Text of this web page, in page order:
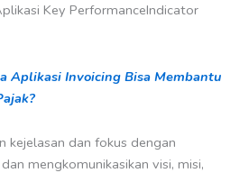
Key PerformanceIndicator
Aplikasi Invoicing Bisa Membantu
kejelasan dan fokus dengan
mengkomunikasikan visi, misi,